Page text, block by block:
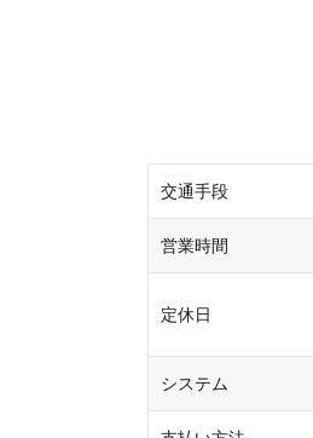
交通手段
営業時間
定休日
システム